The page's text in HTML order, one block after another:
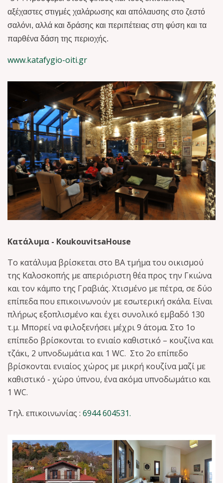
αξέχαστες στιγμές χαλάρωσης και απόλαυσης στο ζεστό
σαλόνι, αλλά και δράσης και περιπέτειας στη φύση και τα
παρθένα δάση της περιοχής.
www.katafygio-oiti.gr
Κατάλυμα - KoukouvitsaHouse
Το κατάλυμα βρίσκεται στο ΒΑ τμήμα του οικισμού
της Καλοσκοπής με απεριόριστη θέα προς την Γκιώνα
και τον κάμπο της Γραβιάς. Χτισμένο με πέτρα, σε δύο
επίπεδα που επικοινωνούν με εσωτερική σκάλα. Είναι
πλήρως εξοπλισμένο και έχει συνολικό εμβαδό 130
τ.μ. Μπορεί να φιλοξενήσει μέχρι 9 άτομα. Στο 1ο
επίπεδο βρίσκονται το ενιαίο καθιστικό – κουζίνα και
τζάκι, 2 υπνοδωμάτια και 1 WC. Στο 2ο επίπεδο
βρίσκονται ενιαίος χώρος με μικρή κουζίνα μαζί με
καθιστικό - χώρο ύπνου, ένα ακόμα υπνοδωμάτιο και
1 WC.
Τηλ. επικοινωνίας : 6944 604531.